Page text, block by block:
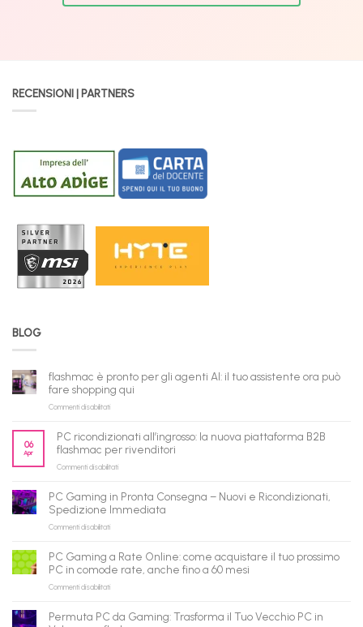
RECENSIONI | PARTNERS
BLOG
flashmac è pronto per gli agenti AI: il tuo assistente ora può
fare shopping qui
Commenti disabilitatisu
pronto
per
gli
AI:
il
tuo
assistente
può
fare
shopping
qui
06
Apr
PC ricondizionati all’ingrosso: la nuova piattaforma B2B
flashmac per rivenditori
Commenti disabilitatisu
ricondizionati
all’ingrosso:
la
B2B
flashmac
per
PC Gaming in Pronta Consegna – Nuovi e Ricondizionati,
Spedizione Immediata
Commenti disabilitatisu
Gaming
in
Pronta
Consegna
Nuovi
PC Gaming a Rate Online: come acquistare il tuo prossimo
PC in comode rate, anche fino a 60 mesi
Commenti disabilitatisu
Gaming
a
Permuta PC da Gaming: Trasforma il Tuo Vecchio PC in